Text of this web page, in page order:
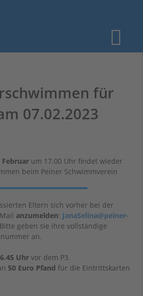
FÜR NEULINGE AM
für
07.02.2023
Februar um 17.00 Uhr findet wieder
beim Peiner Schwimmverein
Eltern sich vorher bei der
anzumelden: JanaSelina@peiner-
geben sie ihre vollständige
an.
Uhr vor dem P3.
50 Euro Pfand für die Eintrittskarten